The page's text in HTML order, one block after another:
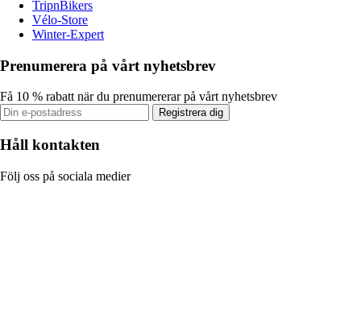
TripnBikers
Vélo-Store
Winter-Expert
Prenumerera på vårt nyhetsbrev
Få 10 % rabatt när du prenumererar på vårt nyhetsbrev
Registrera dig
Håll kontakten
Följ oss på sociala medier